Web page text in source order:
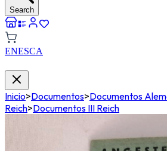
Search
ENESCA
Inicio>Documentos>Documentos
Reich>Documentos III Reich